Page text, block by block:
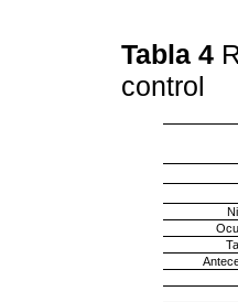
Tabla 4
control